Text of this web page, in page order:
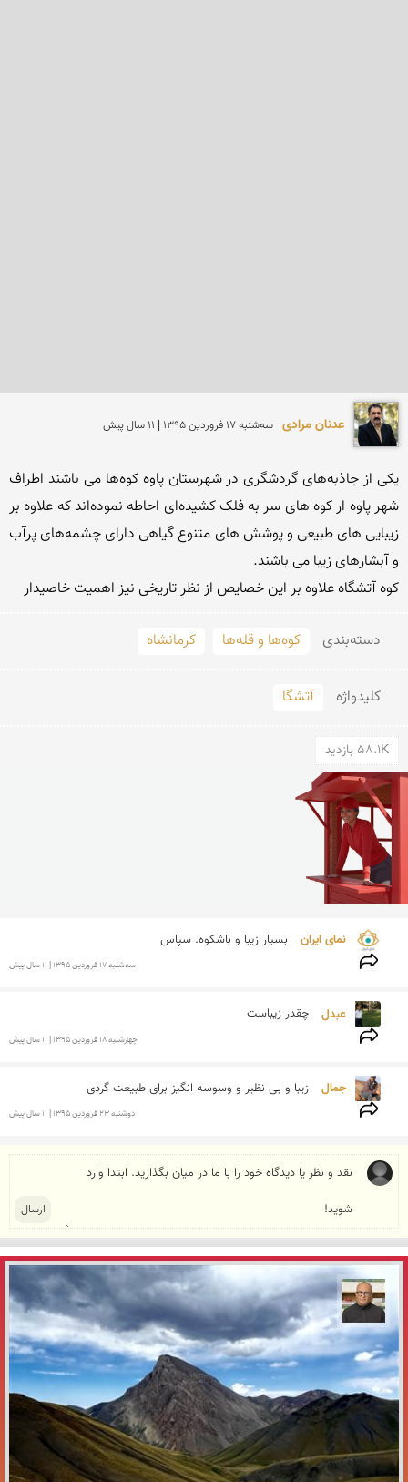
عدنان مرادی سه‌شنبه 17 فروردين 1395 | 11 سال پیش
کوە آتشگاه علاوە بر این خصایص از نظر تاریخی نیز اهمیت خاصیدار
دسته‌بندی کوه‌ها و قله‌ها کرمانشاه
کلید‌واژه آتشگا
58.1K بازدید
نمای ایران بسیار زیبا و باشکوه. سپاس
سه‌شنبه 17 فروردين 1395 | 11 سال پیش
عبدل چقدر زیباست
چهارشنبه 18 فروردين 1395 | 11 سال پیش
جمال زیبا و بی نظیر و وسوسه انگیز برای طبیعت گردی
دوشنبه 23 فروردين 1395 | 11 سال پیش
مازیار ذاکری